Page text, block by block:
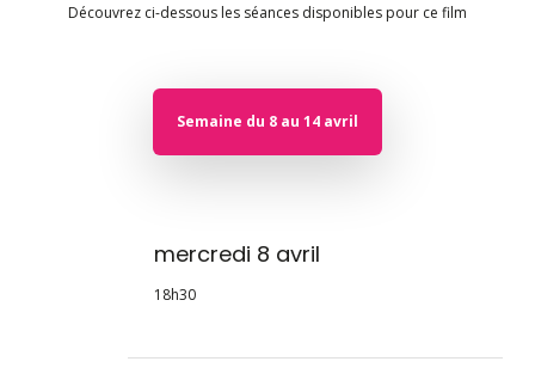
Découvrez ci-dessous les séances disponibles pour ce film
Semaine du 8 au 14 avril
mercredi 8 avril
18h30